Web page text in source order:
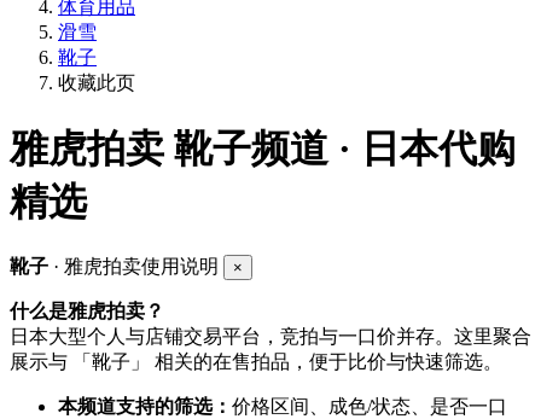
体育用品
滑雪
靴子
收藏此页
雅虎拍卖 靴子频道 · 日本代购
精选
靴子 · 雅虎拍卖使用说明 ×
什么是雅虎拍卖？
日本大型个人与店铺交易平台，竞拍与一口价并存。这里聚合
展示与 「靴子」 相关的在售拍品，便于比价与快速筛选。
本频道支持的筛选： 价格区间、成色/状态、是否一口